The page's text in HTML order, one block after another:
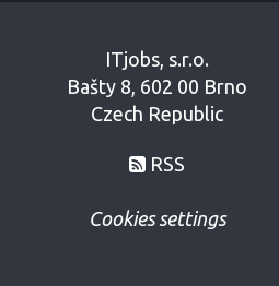
ITjobs, s.r.o.
Bašty 8, 602 00 Brno
Czech Republic
RSS
Cookies settings